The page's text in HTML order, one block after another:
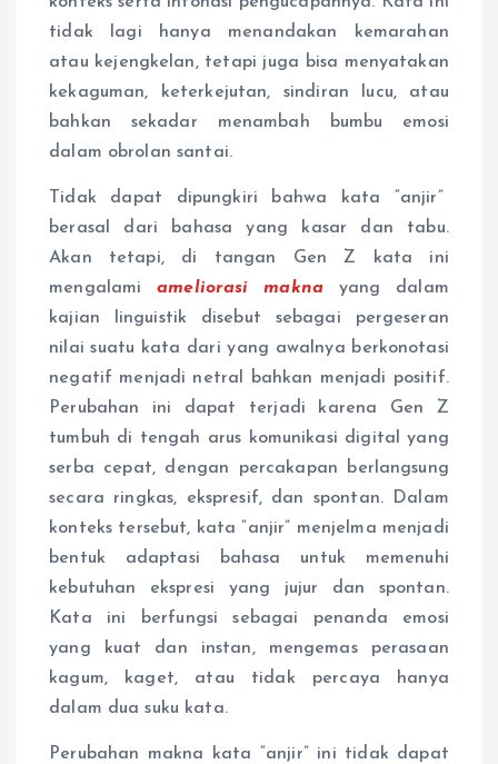
tidak lagi hanya menandakan kemarahan
atau kejengkelan, tetapi juga bisa menyatakan
kekaguman, keterkejutan, sindiran lucu, atau
bahkan sekadar menambah bumbu emosi
dalam obrolan santai.
Tidak dapat dipungkiri bahwa kata “anjir”
berasal dari bahasa yang kasar dan tabu.
Akan tetapi, di tangan Gen Z kata ini
mengalamiameliorasi makna yang dalam
kajian linguistik disebut sebagai pergeseran
nilai suatu kata dari yang awalnya berkonotasi
negatif menjadi netral bahkan menjadi positif.
Perubahan ini dapat terjadi karena Gen Z
tumbuh di tengah arus komunikasi digital yang
serba cepat, dengan percakapan berlangsung
secara ringkas, ekspresif, dan spontan. Dalam
konteks tersebut, kata “anjir” menjelma menjadi
bentuk adaptasi bahasa untuk memenuhi
kebutuhan ekspresi yang jujur dan spontan.
Kata ini berfungsi sebagai penanda emosi
yang kuat dan instan, mengemas perasaan
kagum, kaget, atau tidak percaya hanya
dalam dua suku kata.
Perubahan makna kata “anjir” ini tidak dapat